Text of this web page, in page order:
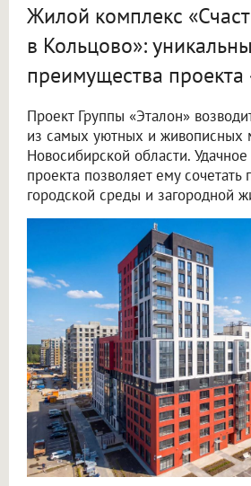
Жилой комплекс
в Кольцово»:
преимущества проекта
Проект Группы «Эталон»
из самых уютных и живописных
Новосибирской области.
проекта позволяет ему
городской среды и загородной